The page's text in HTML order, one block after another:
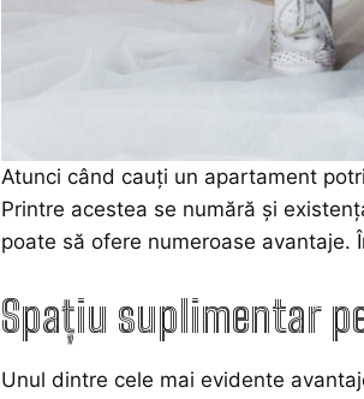
Atunci când cauți un apartament
Printre acestea se numără și
poate să ofere numeroase
Spațiu suplimentar
Unul dintre cele mai evidente